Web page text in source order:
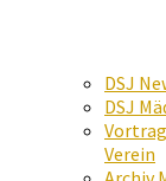
DSJ
DSJ
Verein